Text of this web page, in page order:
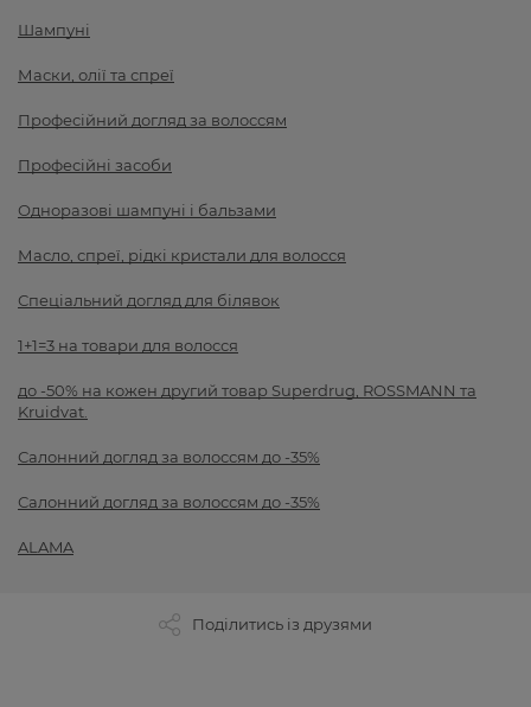
Шампуні
Маски, олії та спреї
Професійний догляд за волоссям
Професійні засоби
Одноразові шампуні і бальзами
Масло, спреї, рідкі кристали для волосся
Спеціальний догляд для білявок
1+1=3 на товари для волосся
до -50% на кожен другий товар Superdrug, ROSSMANN та
Kruidvat.
Салонний догляд за волоссям до -35%
Салонний догляд за волоссям до -35%
ALAMA
Поділитись із друзями